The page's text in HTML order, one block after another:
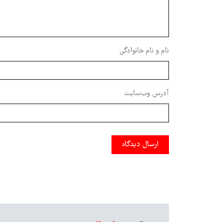
نام و نام خانوادگی
آدرس وب‌سایت
ارسال دیدگاه